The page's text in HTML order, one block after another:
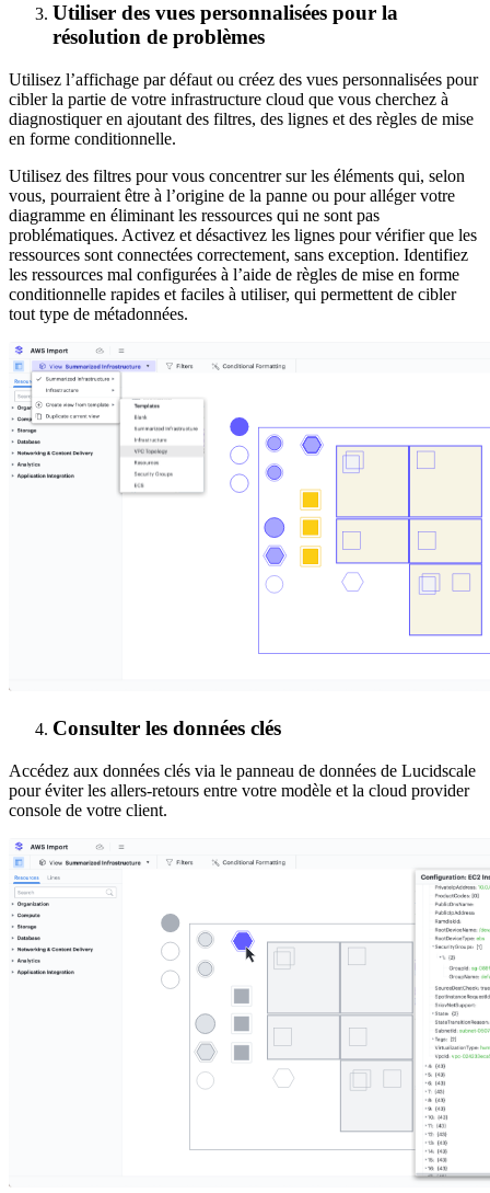
Utiliser des vues personnalisées pour la
résolution de problèmes
Utilisez l’affichage par défaut ou créez des vues personnalisées pour
cibler la partie de votre infrastructure cloud que vous cherchez à
diagnostiquer en ajoutant des filtres, des lignes et des règles de mise
en forme conditionnelle.
Utilisez des filtres pour vous concentrer sur les éléments qui, selon
vous, pourraient être à l’origine de la panne ou pour alléger votre
diagramme en éliminant les ressources qui ne sont pas
problématiques. Activez et désactivez les lignes pour vérifier que les
ressources sont connectées correctement, sans exception. Identifiez
les ressources mal configurées à l’aide de règles de mise en forme
conditionnelle rapides et faciles à utiliser, qui permettent de cibler
tout type de métadonnées.
Consulter les données clés
Accédez aux données clés via le panneau de données de Lucidscale
pour éviter les allers-retours entre votre modèle et la cloud provider
console de votre client.